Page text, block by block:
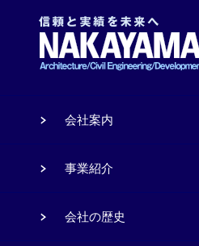
会社案内
事業紹介
会社の歴史